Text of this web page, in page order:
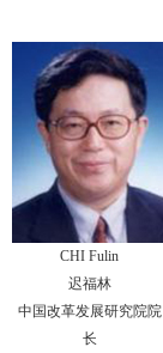
CHI Fulin
迟福林
中国改革发展研究院院
长